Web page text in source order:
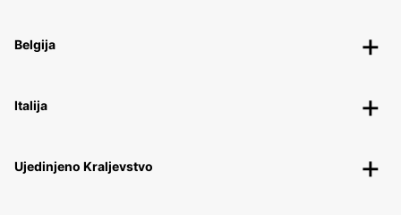
Belgija
Italija
Ujedinjeno Kraljevstvo